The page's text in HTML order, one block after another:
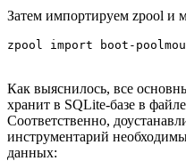
Затем импортируем zpool и
zpool import boot-
Как выяснилось, все
хранит в SQLite-базе в
Соответственно,
инструментарий
данных: